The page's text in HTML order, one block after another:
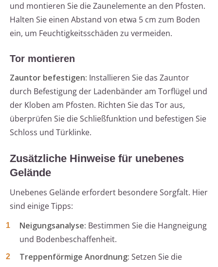
und montieren Sie die Zaunelemente an den Pfosten.
Halten Sie einen Abstand von etwa 5 cm zum Boden
ein, um Feuchtigkeitsschäden zu vermeiden.
Tor montieren
Zauntor befestigen: Installieren Sie das Zauntor
durch Befestigung der Ladenbänder am Torflügel und
der Kloben am Pfosten. Richten Sie das Tor aus,
überprüfen Sie die Schließfunktion und befestigen Sie
Schloss und Türklinke.
Zusätzliche Hinweise für unebenes
Gelände
Unebenes Gelände erfordert besondere Sorgfalt. Hier
sind einige Tipps:
Neigungsanalyse: Bestimmen Sie die Hangneigung
und Bodenbeschaffenheit.
Treppenförmige Anordnung: Setzen Sie die